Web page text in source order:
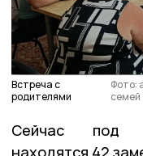
Встреча с
родителями
Фото:
семей
Сейчас под
находятся 42